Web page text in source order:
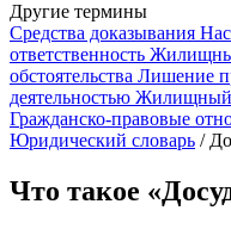
Другие термины
Средства доказывания
ответственность
обстоятельства Лишение
деятельностью
Гражданско‑правовые
Юридический словарь /
Что такое